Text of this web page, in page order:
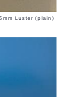
Luster (plain)